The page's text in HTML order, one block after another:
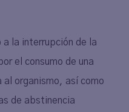
la interrupción de la
el consumo de una
organismo, así como
de abstinencia